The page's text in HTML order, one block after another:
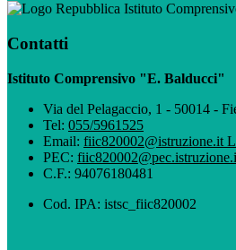
Istituto
Contatti
Istituto Comprensivo "E. Balducci"
Via del Pelagaccio, 1 - 50014 -
Tel: 055/5961525
Email: fiic820002@istruzione.it
PEC:
C.F.: 94076180481
Cod. IPA: istsc_fiic820002